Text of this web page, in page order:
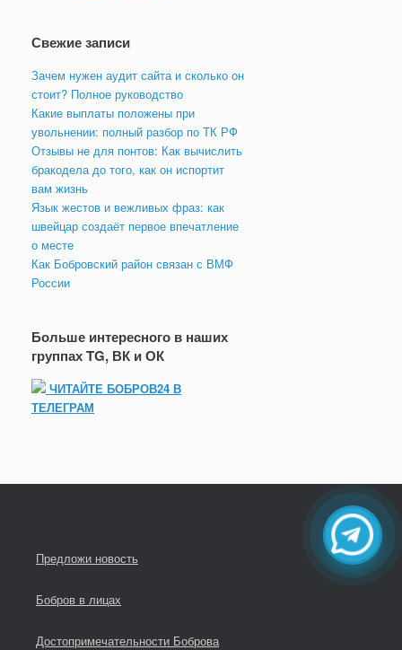
Свежие записи
Зачем нужен аудит сайта и сколько он
стоит? Полное руководство
Какие выплаты положены при
увольнении: полный разбор по ТК РФ
Отзывы не для понтов: Как вычислить
бракодела до того, как он испортит
вам жизнь
Язык жестов и вежливых фраз: как
швейцар создаёт первое впечатление
о месте
Как Бобровский район связан с ВМФ
России
Больше интересного в наших
группах TG, ВК и ОК
ЧИТАЙТЕ БОБРОВ24 В
ТЕЛЕГРАМ
Предложи новость
Бобров в лицах
Достопримечательности Боброва